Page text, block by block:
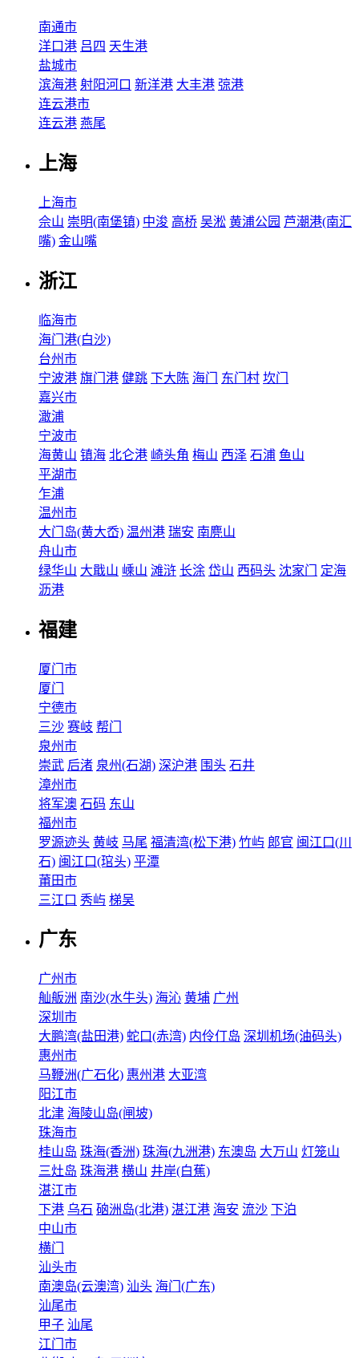
南通市
洋口港 吕四 天生港
盐城市
滨海港 射阳河口 新洋港 大丰港 弶港
连云港市
连云港 燕尾
上海
上海市
佘山 崇明(南堡镇) 中浚 高桥 吴淞 黄浦公园 芦潮港(南汇
嘴) 金山嘴
浙江
临海市
海门港(白沙)
台州市
宁波港 旗门港 健跳 下大陈 海门 东门村 坎门
嘉兴市
澉浦
宁波市
海黄山 镇海 北仑港 崎头角 梅山 西泽 石浦 鱼山
平湖市
乍浦
温州市
大门岛(黄大岙) 温州港 瑞安 南麂山
舟山市
绿华山 大戢山 嵊山 滩浒 长涂 岱山 西码头 沈家门
定海
沥港
福建
厦门市
厦门
宁德市
三沙 赛岐 帮门
泉州市
崇武 后渚 泉州(石湖) 深沪港 围头 石井
漳州市
将军澳 石码 东山
福州市
罗源迹头 黄岐 马尾 福清湾(松下港) 竹屿 郎官 闽江口(川
石) 闽江口(琯头) 平潭
莆田市
三江口 秀屿 梯吴
广东
广州市
舢舨洲 南沙(水牛头) 海沁 黄埔 广州
深圳市
大鹏湾(盐田港) 蛇口(赤湾) 内伶仃岛 深圳机场(油码头)
惠州市
马鞭洲(广石化) 惠州港 大亚湾
阳江市
北津 海陵山岛(闸坡)
珠海市
桂山岛 珠海(香洲) 珠海(九洲港) 东澳岛 大万山 灯笼山
三灶岛 珠海港 横山 井岸(白蕉)
湛江市
下港 乌石 硇洲岛(北港) 湛江港 海安 流沙 下泊
中山市
横门
汕头市
南澳岛(云澳湾) 汕头 海门(广东)
汕尾市
甲子 汕尾
江门市